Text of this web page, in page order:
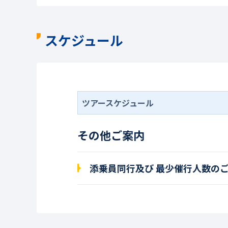
スケジュール
ツアースケジュール
その他ご案内
添乗員同行及び 最少催行人数の